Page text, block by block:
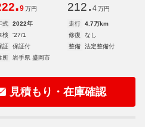
.9 万円 212. 4 万円
式 2022年 走行
4.7万km
検
'27/1 修復
なし
証
保証付 整備
法定整備付
所
岩手県 盛岡市
見積もり・在庫確認